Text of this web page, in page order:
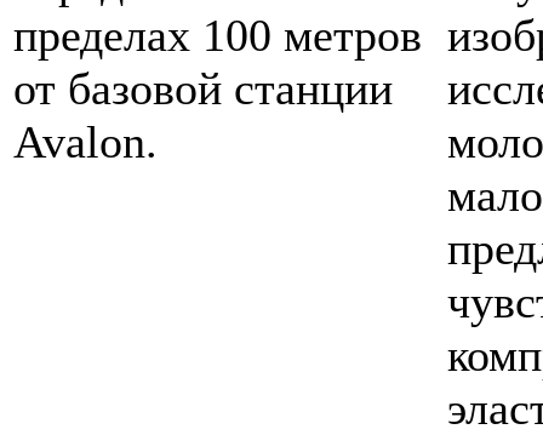
пределах 100 метров
от базовой станции
Avalon.